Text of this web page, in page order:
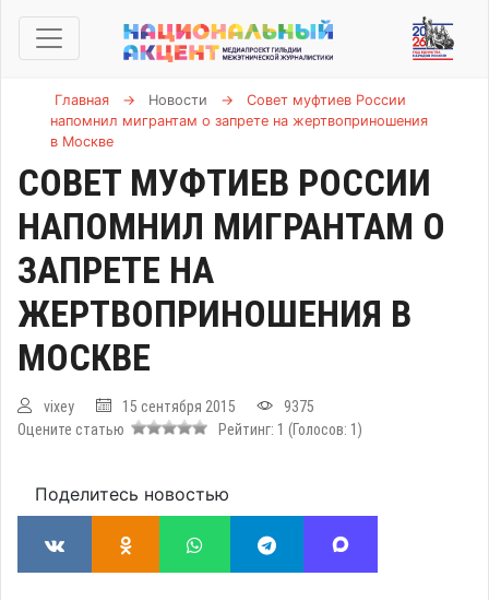
Главная → Новости →
Совет муфтиев России
напомнил мигрантам о запрете на жертвоприношения
в Москве
СОВЕТ МУФТИЕВ РОССИИ
НАПОМНИЛ МИГРАНТАМ О
ЗАПРЕТЕ НА
ЖЕРТВОПРИНОШЕНИЯ В
МОСКВЕ
vixey 15 сентября 2015
9375
Оцените статью
Рейтинг: 1 (Голосов: 1 )
Поделитесь новостью